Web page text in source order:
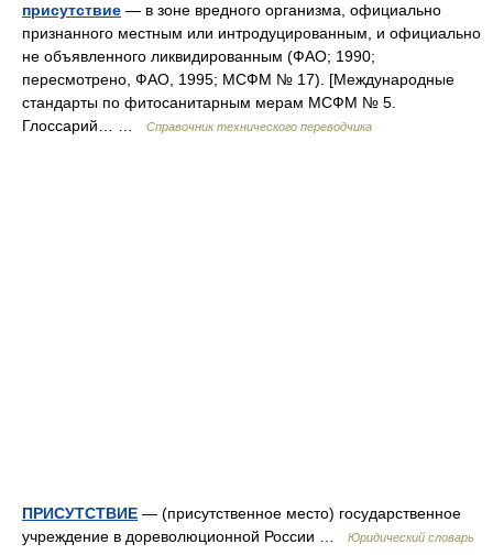
присутствие — в зоне вредного организма, официально
признанного местным или интродуцированным, и официально
не объявленного ликвидированным (ФАО; 1990;
пересмотрено, ФАО, 1995; МСФМ № 17). [Mеждународные
стандарты по фитосанитарным мерам МСФМ № 5.
Глоссарий… …
Справочник технического переводчика
ПРИСУТСТВИЕ — (присутственное место) государственное
учреждение в дореволюционной России …
Юридический словарь